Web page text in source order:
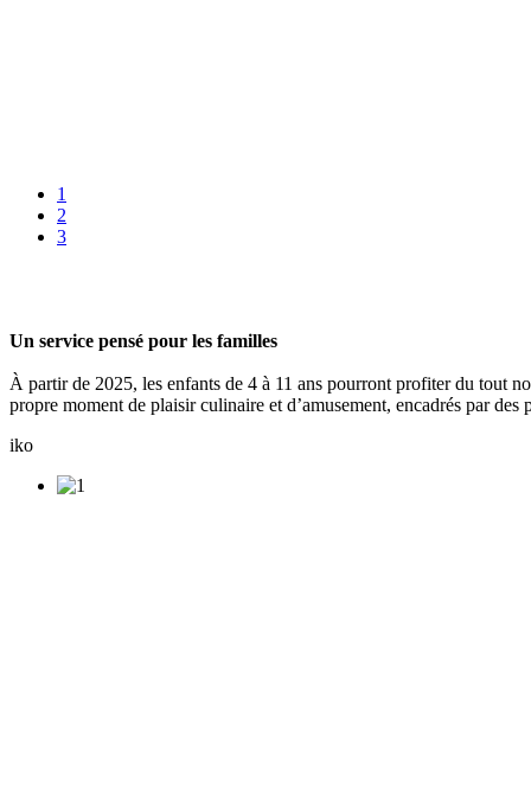
1
2
3
Un service pensé pour les familles
À partir de 2025, les enfants de 4 à 11 ans pourront profiter du tout
propre moment de plaisir culinaire et d’amusement, encadrés par des
iko